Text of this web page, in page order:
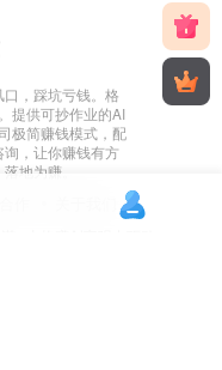
，踩坑亏钱。格
提供可抄作业的AI
极简赚钱模式，配
，让你赚钱有方
地为赚。
作